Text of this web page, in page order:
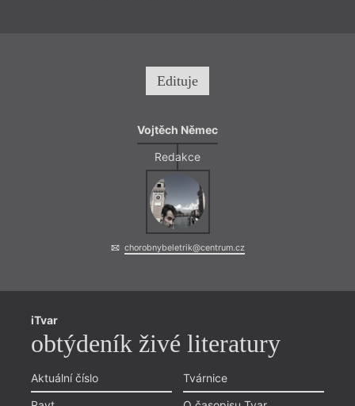
Edituje
Vojtěch Němec
Redakce
chorobnybeletrik@centrum.cz
iTvar
obtýdeník živé literatury
Aktuální číslo
Tvárnice